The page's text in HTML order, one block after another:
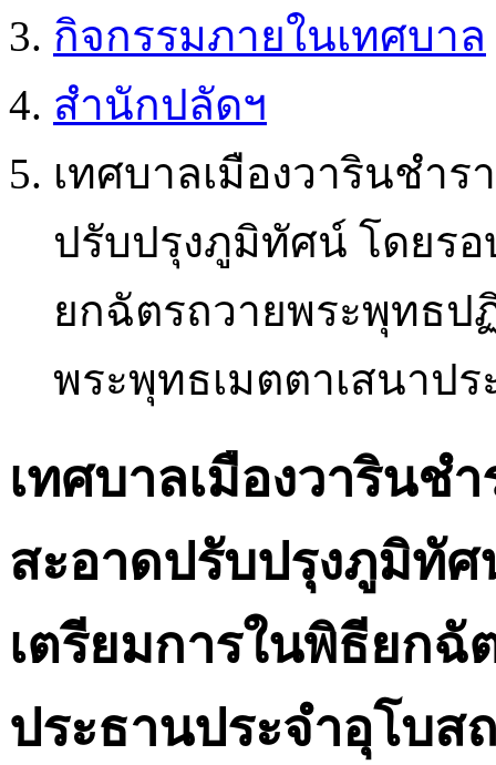
กิจกรรมภายในเทศบาล
สำนักปลัดฯ
เทศบาลเมืองวารินชำ
ปรับปรุงภูมิทัศน์ โดยรอ
ยกฉัตรถวายพระพุทธป
พระพุทธเมตตาเสนาป
เทศบาลเมืองวารินช
สะอาดปรับปรุงภูมิทัศ
เตรียมการในพิธียก
ประธานประจำอุโบส